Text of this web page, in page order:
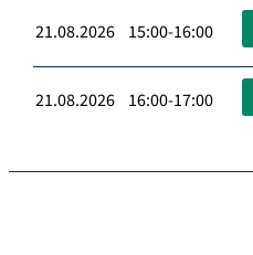
21.08.2026 15:00-16:00
21.08.2026 16:00-17:00